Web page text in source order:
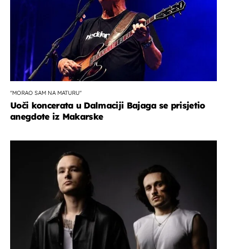
''MORAO SAM NA MATURU''
Uoči koncerata u Dalmaciji Bajaga se prisjetio
anegdote iz Makarske